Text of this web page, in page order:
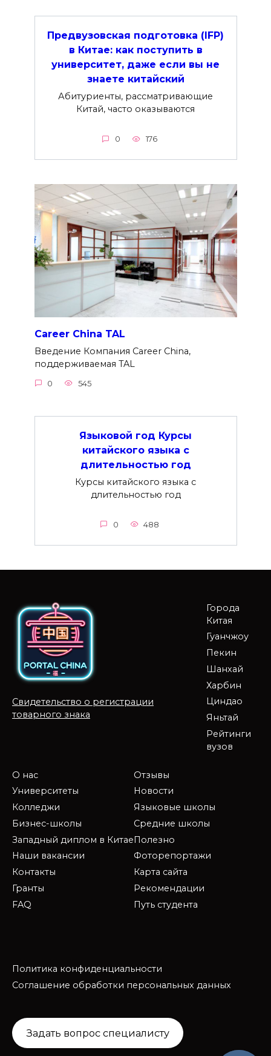
Предвузовская подготовка (IFP)
в Китае: как поступить в
университет, даже если вы не
знаете китайский
Абитуриенты, рассматривающие
Китай, часто оказываются
0 176
Career China TAL
Введение Компания Career China,
поддерживаемая TAL
0 545
Языковой год Курсы
китайского языка с
длительностью год
Курсы китайского языка с
длительностью год
0 488
Свидетельство о регистрации
товарного знака
Города
Китая
Гуанчжоу
Пекин
Шанхай
Харбин
Циндао
Яньтай
Рейтинги
вузов
О нас
Университеты
Колледжи
Бизнес-школы
Западный диплом в Китае
Наши вакансии
Контакты
Гранты
FAQ
Отзывы
Новости
Языковые школы
Средние школы
Полезно
Фоторепортажи
Карта сайта
Рекомендации
Путь студента
Политика конфиденциальности
Соглашение обработки персональных данных
Задать вопрос специалисту